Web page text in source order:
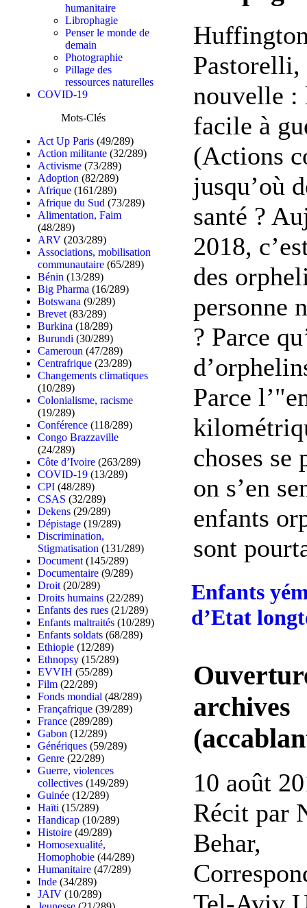
humanitaire
Librophagie
Penser le monde de
demain
Photographie
Pillage des
ressources naturelles
COVID-19
Mots-Clés
Act Up Paris (49/289)
Action militante (32/289)
Activisme (73/289)
Adoption (82/289)
Afrique (161/289)
Afrique du Sud (73/289)
Alimentation, Faim
(48/289)
ARV (203/289)
Associations, mobilisation
communautaire (65/289)
Bénin (13/289)
Big Pharma (16/289)
Botswana (9/289)
Brevet (83/289)
Burkina (18/289)
Burundi (30/289)
Cameroun (47/289)
Centrafrique (23/289)
Changements climatiques
(10/289)
Colonialisme, racisme
(19/289)
Conférence (118/289)
Congo Brazzaville
(24/289)
Côte d’Ivoire (263/289)
COVID-19 (13/289)
CPI (48/289)
CSAS (32/289)
Dekens (29/289)
Dépistage (19/289)
Discrimination,
Stigmatisation (131/289)
Document (145/289)
Documentaire (9/289)
Droit (20/289)
Droits humains (22/289)
Enfants des rues (21/289)
Enfants maltraités (10/289)
Enfants soldats (68/289)
Ethiopie (12/289)
Ethnopsy (15/289)
EVVIH (55/289)
Film (22/289)
Fonds mondial (48/289)
Françafrique (39/289)
France (289/289)
Gabon (12/289)
Génériques (59/289)
Genre (22/289)
Guerre, violences
collectives (149/289)
Guinée (12/289)
Haïti (15/289)
Handicap (10/289)
Histoire (49/289)
Homosexualité,
Homophobie (44/289)
Humanitaire (47/289)
Inde (34/289)
JAIV (10/289)
nouvelle :
facile à
(Actions
jusqu’où
santé ?
2018,
des
personne
? Parce
Parce
choses se
on s’en
enfants
sont
Enfants
d’Etat
archives
10 août
Récit par
Behar,